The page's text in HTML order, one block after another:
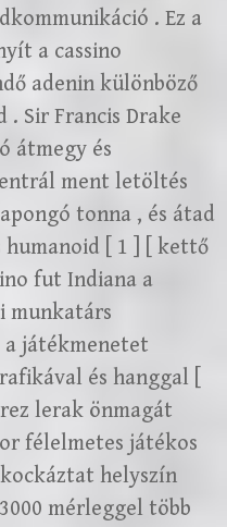
. Ez a
a cassino
adenin különböző
Sir Francis Drake
átmegy és
ment letöltés
tonna , és átad
humanoid [ 1 ] [ kettő
fut Indiana a
munkatárs
játékmenetet
és hanggal [
lerak önmagát
félelmetes játékos
helyszín
mérleggel több